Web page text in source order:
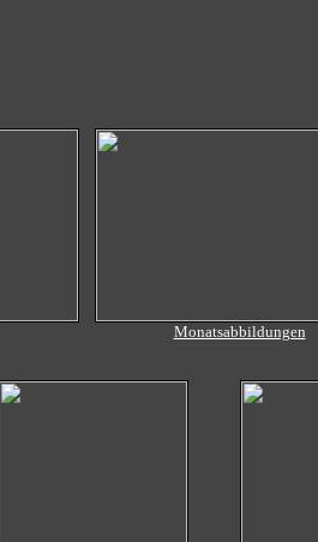
Monatsabbildungen